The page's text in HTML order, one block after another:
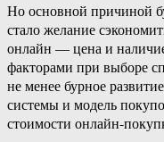
Но основной причиной
стало желание
онлайн — цена и
факторами при выборе
не менее бурное
системы и модель
стоимости онлайн-